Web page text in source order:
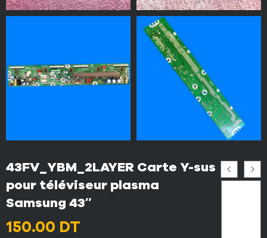
43FV_YBM_2LAYER Carte Y-sus
pour téléviseur plasma
Samsung 43″
150.00 DT